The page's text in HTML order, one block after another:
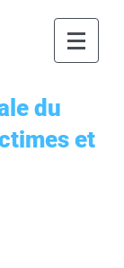
du
et